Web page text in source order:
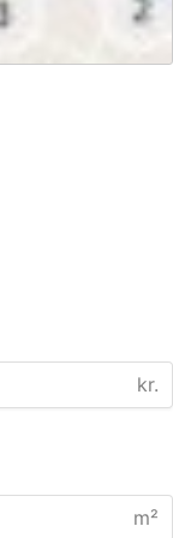
kr.
m²